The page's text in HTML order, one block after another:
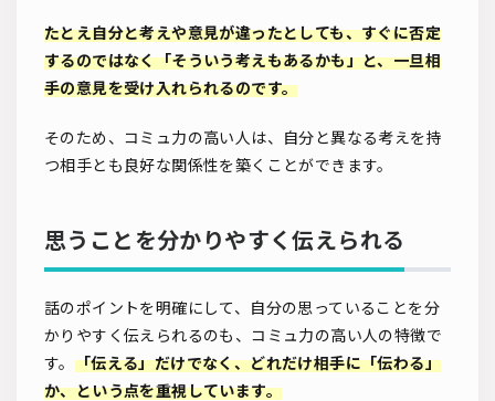
たとえ自分と考えや意見が違ったとしても、すぐに否定
するのではなく「そういう考えもあるかも」と、一旦相
手の意見を受け入れられるのです。
そのため、コミュ力の高い人は、自分と異なる考えを持
つ相手とも良好な関係性を築くことができます。
思うことを分かりやすく伝えられる
話のポイントを明確にして、自分の思っていることを分
かりやすく伝えられるのも、コミュ力の高い人の特徴で
す。 「伝える」だけでなく、どれだけ相手に「伝わる」
か、という点を重視しています。